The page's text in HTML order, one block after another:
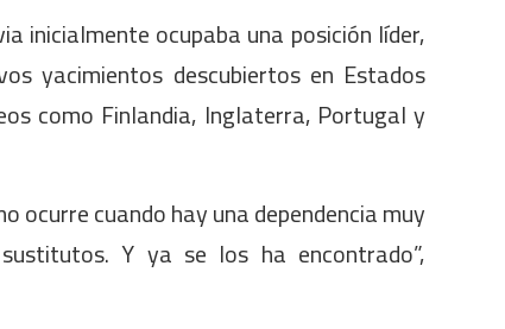
inicialmente ocupaba una posición líder,
yacimientos descubiertos en Estados
como Finlandia, Inglaterra, Portugal y
ocurre cuando hay una dependencia muy
Y ya se los ha encontrado”,